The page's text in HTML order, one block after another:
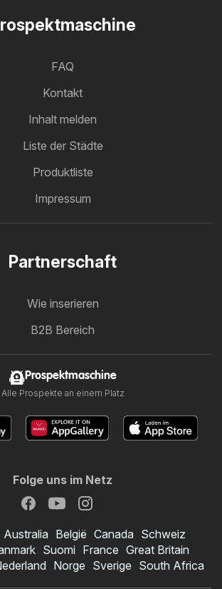
FAQ
Kontakt
Inhalt melden
Liste der Städte
Produktliste
Impressum
Partnerschaft
Wie inserieren
B2B Bereich
Prospektmaschine
Alle Prospekte an einem Platz
Folge uns im Netz
Australia België Canada Schweiz
Suomi France Great Britain
Norge Sverige South Africa